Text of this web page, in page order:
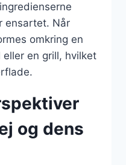
ensartet. Når
omkring en
en grill, hvilket
og dens